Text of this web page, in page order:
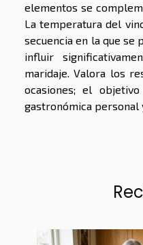
elementos se
La temperatura del
secuencia en la que se
influir
maridaje. Valora los
ocasiones; el
gastronómica personal